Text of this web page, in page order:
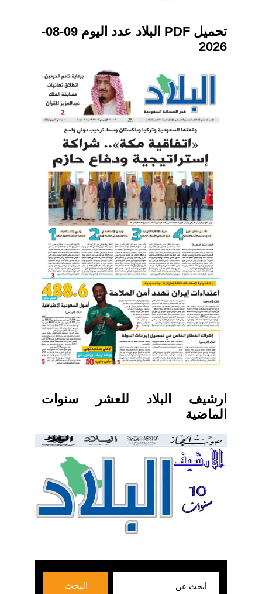
تحميل PDF البلاد عدد اليوم 09-08-
2026
ارشيف البلاد للعشر سنوات
الماضية
البحث